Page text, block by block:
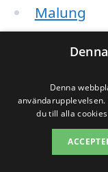
Malung
Björbo
Näs
Grönklitt
Älvdalen
Denna
du till alla